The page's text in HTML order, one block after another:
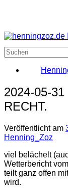
2024-05-
RECHT.
Veröffentlicht am
Henning_Zoz
viel belächelt
Wetterbericht
teilt ganz offen
wird.